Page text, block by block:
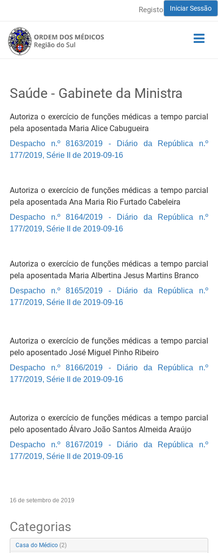
Iniciar Sessão
Registo
Saúde - Gabinete da Ministra
Autoriza o exercício de funções médicas a tempo parcial
pela aposentada Maria Alice Cabugueira
Despacho n.º 8163/2019 - Diário da República n.º
177/2019, Série II de 2019-09-16
Autoriza o exercício de funções médicas a tempo parcial
pela aposentada Ana Maria Rio Furtado Cabeleira
Despacho n.º 8164/2019 - Diário da República n.º
177/2019, Série II de 2019-09-16
Autoriza o exercício de funções médicas a tempo parcial
pela aposentada Maria Albertina Jesus Martins Branco
Despacho n.º 8165/2019 - Diário da República n.º
177/2019, Série II de 2019-09-16
Autoriza o exercício de funções médicas a tempo parcial
pelo aposentado José Miguel Pinho Ribeiro
Despacho n.º 8166/2019 - Diário da República n.º
177/2019, Série II de 2019-09-16
Autoriza o exercício de funções médicas a tempo parcial
pelo aposentado Álvaro João Santos Almeida Araújo
Despacho n.º 8167/2019 - Diário da República n.º
177/2019, Série II de 2019-09-16
16 de setembro de 2019
Categorias
Casa do Médico (2)